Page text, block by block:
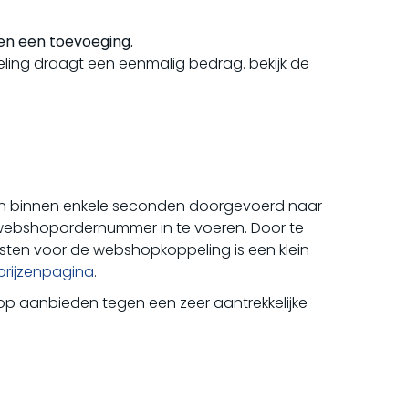
een toevoeging.
draagt een eenmalig bedrag. bekijk de
binnen enkele seconden doorgevoerd naar
in te voeren. Door te
voor de webshopkoppeling is een klein
.
aanbieden tegen een zeer aantrekkelijke